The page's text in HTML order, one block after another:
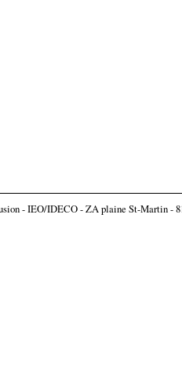
- IEO/IDECO - ZA plaine St-Martin -